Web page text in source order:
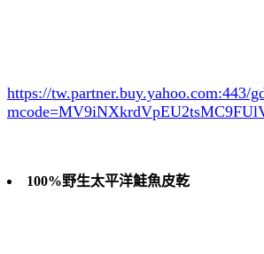
https://tw.partner.buy.yahoo.com:443/
100%野生太平洋鮭魚皮乾